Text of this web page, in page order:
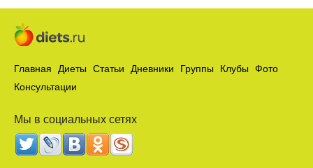
Главная Диеты Статьи Дневники Группы Клубы
Фото
Консультации
Мы в социальных сетях